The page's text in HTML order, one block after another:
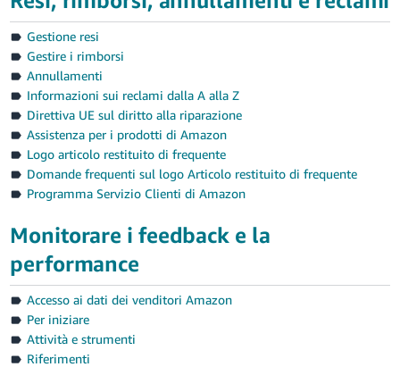
Gestione resi
Gestire i rimborsi
Annullamenti
Informazioni sui reclami dalla A alla Z
Direttiva UE sul diritto alla riparazione
Assistenza per i prodotti di Amazon
Logo articolo restituito di frequente
Domande frequenti sul logo Articolo restituito di frequente
Programma Servizio Clienti di Amazon
Monitorare i feedback e la
performance
Accesso ai dati dei venditori Amazon
Per iniziare
Attività e strumenti
Riferimenti